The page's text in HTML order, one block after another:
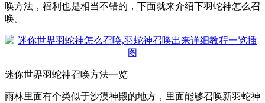
唤方法，福利也是相当不错的，下面就来介绍下羽蛇神怎么召
唤。
迷你世界羽蛇神召唤方法一览
雨林里面有个类似于沙漠神殿的地方，里面能够召唤新羽蛇神